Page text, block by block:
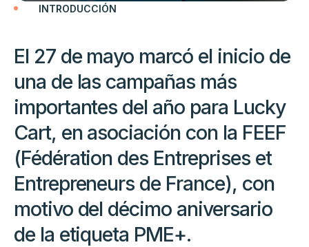
INTRODUCCIÓN
El 27 de mayo marcó el inicio de
una de las campañas más
importantes del año para Lucky
Cart, en asociación con la FEEF
(Fédération des Entreprises et
Entrepreneurs de France), con
motivo del décimo aniversario
de la etiqueta PME+.